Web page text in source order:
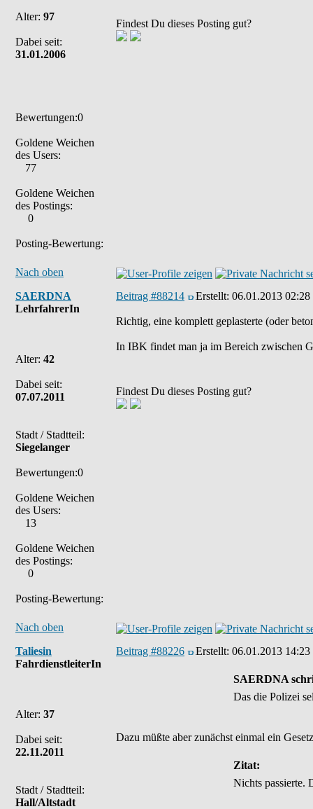
Alter: 97
Dabei seit:
31.01.2006
Bewertungen:0
Goldene Weichen
des Users:
77
Goldene Weichen
des Postings:
0
Posting-Bewertung:
Findest Du dieses Posting gut?
Nach oben
SAERDNA
LehrfahrerIn
Alter: 42
Dabei seit:
07.07.2011
Stadt / Stadtteil:
Siegelanger
Bewertungen:0
Goldene Weichen
des Users:
13
Goldene Weichen
des Postings:
0
Posting-Bewertung:
Beitrag #88214 Erstellt: 06.01.2013 02:28
Richtig, eine komplett geplasterte (oder
In IBK findet man ja im Bereich zwischen
Findest Du dieses Posting gut?
Nach oben
Taliesin
FahrdienstleiterIn
Alter: 37
Dabei seit:
22.11.2011
Stadt / Stadtteil:
Hall/Altstadt
Beitrag #88226 Erstellt: 06.01.2013 14:23
SAERDNA
Das die Polizei
Dazu müßte aber zunächst einmal ein
Zitat:
Nichts passierte.